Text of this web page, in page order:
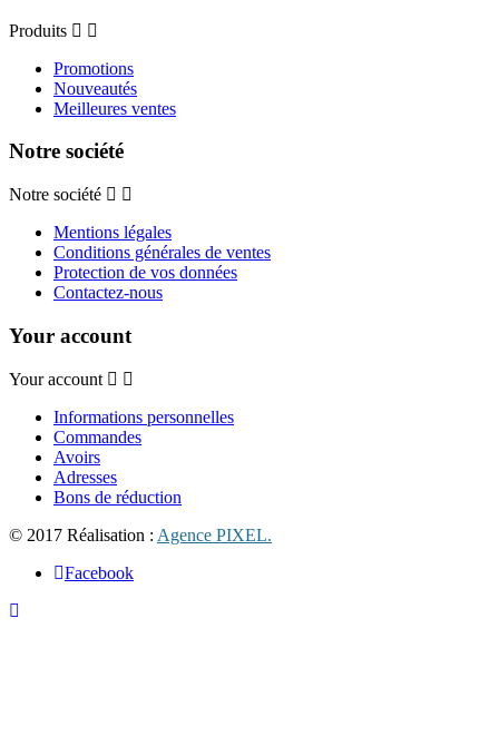
Produits
Promotions
Nouveautés
Meilleures ventes
Notre société
Notre société
Mentions légales
Conditions générales de ventes
Protection de vos données
Contactez-nous
Your account
Your account
Informations personnelles
Commandes
Avoirs
Adresses
Bons de réduction
© 2017 Réalisation : Agence PIXEL.
Facebook